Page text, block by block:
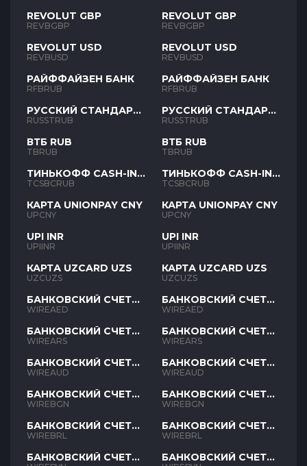
REVOLUT GBP
REVBGBP
REVOLUT USD
REVBUSD
РАЙФФАЙЗЕН БАНК
RFBRUB
РУССКИЙ СТАНДАРТ
RUB
RUSSTRUB
ВТБ RUB
TBRUB
ТИНЬКОФФ CASH-IN
RUB
TCSBCRUB
КАРТА UNIONPAY CNY
UPCNY
UPI INR
UPIINR
КАРТА UZCARD UZS
UZCUZS
БАНКОВСКИЙ СЧЕТ
AED
WIREAED
БАНКОВСКИЙ СЧЕТ
ARS
WIREARS
БАНКОВСКИЙ СЧЕТ
AUD
WIREAUD
БАНКОВСКИЙ СЧЕТ
BGN
WIREBGN
БАНКОВСКИЙ СЧЕТ
BRL
WIREBRL
БАНКОВСКИЙ СЧЕТ
REVOLUT GBP
REVBGBP
REVOLUT USD
REVBUSD
РАЙФФАЙЗЕН БАНК
RFBRUB
РУССКИЙ СТАНДАРТ
RUB
RUSSTRUB
ВТБ RUB
TBRUB
ТИНЬКОФФ CASH-IN
RUB
TCSBCRUB
КАРТА UNIONPAY CNY
UPCNY
UPI INR
UPIINR
КАРТА UZCARD UZS
UZCUZS
БАНКОВСКИЙ СЧЕТ
AED
WIREAED
БАНКОВСКИЙ СЧЕТ
ARS
WIREARS
БАНКОВСКИЙ СЧЕТ
AUD
WIREAUD
БАНКОВСКИЙ СЧЕТ
BGN
WIREBGN
БАНКОВСКИЙ СЧЕТ
BRL
WIREBRL
БАНКОВСКИЙ СЧЕТ